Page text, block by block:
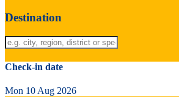
Destination
Check-in date
Mon 10 Aug 2026